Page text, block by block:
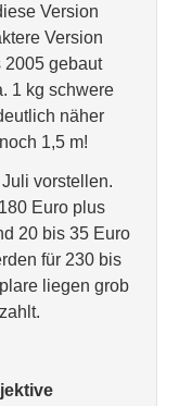
Version
Version
2005 gebaut
1 kg schwere
näher
1,5 m!
vorstellen.
Euro plus
20 bis 35 Euro
für 230 bis
liegen grob